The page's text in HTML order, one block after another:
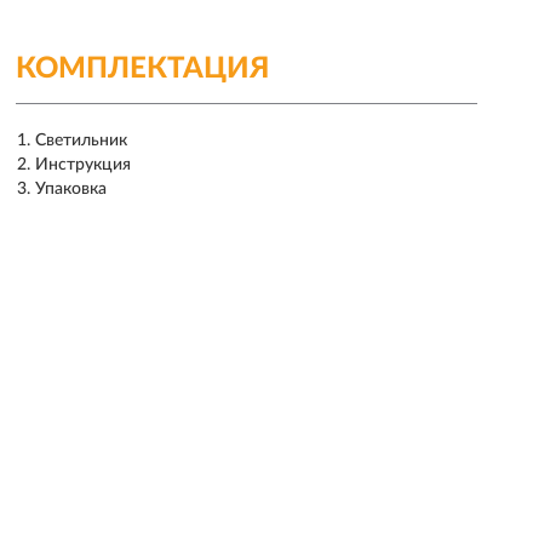
КОМПЛЕКТАЦИЯ
Светильник
Инструкция
Упаковка